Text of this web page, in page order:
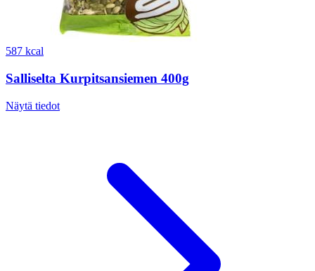
587 kcal
Salliselta Kurpitsansiemen 400g
Näytä tiedot